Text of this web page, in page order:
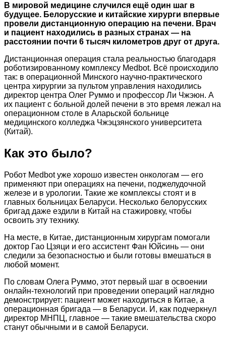
В мировой медицине случился ещё один шаг в
будущее. Белорусские и китайские хирурги впервые
провели дистанционную операцию на печени. Врач
и пациент находились в разных странах — на
расстоянии почти 6 тысяч километров друг от друга.
Дистанционная операция стала реальностью благодаря
роботизированному комплексу Medbot. Всё происходило
так: в операционной Минского научно-практического
центра хирургии за пультом управления находились
директор центра Олег Руммо и профессор Ли Чжэюн. А
их пациент с больной долей печени в это время лежал на
операционном столе в Аларьской больнице
медицинского колледжа Чжэцзянского университета
(Китай).
Как это было?
Робот Medbot уже хорошо известен онкологам — его
применяют при операциях на печени, поджелудочной
железе и в урологии. Такие же комплексы стоят и в
главных больницах Беларуси. Несколько белорусских
бригад даже ездили в Китай на стажировку, чтобы
освоить эту технику.
На месте, в Китае, дистанционным хирургам помогали
доктор Гао Цзяци и его ассистент Фан Юйсинь — они
следили за безопасностью и были готовы вмешаться в
любой момент.
По словам Олега Руммо, этот первый шаг в освоении
онлайн-технологий при проведении операций наглядно
демонстрирует: пациент может находиться в Китае, а
операционная бригада — в Беларуси. И, как подчеркнул
директор МНПЦ, главное — такие вмешательства скоро
станут обычными и в самой Беларуси.